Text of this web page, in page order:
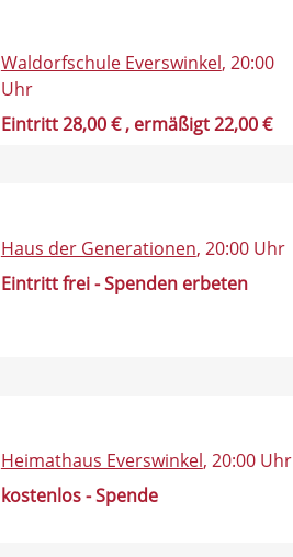
Waldorfschule Everswinkel, 20:00
Uhr
Eintritt 28,00 €, ermäßigt 22,00 €
Haus der Generationen, 20:00 Uhr
Eintritt frei - Spenden erbeten
Heimathaus Everswinkel, 20:00 Uhr
kostenlos - Spende